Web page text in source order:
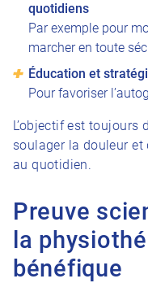
quotidiens
Par exemple pour
marcher en toute
Éducation et
Pour favoriser
L’objectif est toujours
soulager la douleur et
au quotidien.
Preuve
la
bénéfique